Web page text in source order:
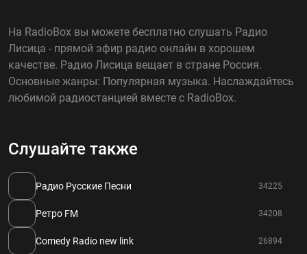
На RadioBox вы можете бесплатно слушать Радио
Лисица - прямой эфир радио онлайн в хорошем
качестве. Радио Лисица вещает в стране Россия.
Основные жанры: Популярная музыка. Наслаждайтесь
любимой радиостанцией вместе с RadioBox.
Слушайте также
Радио Русские Песни 34225
Ретро FM 34208
Comedy Radio new link 26894